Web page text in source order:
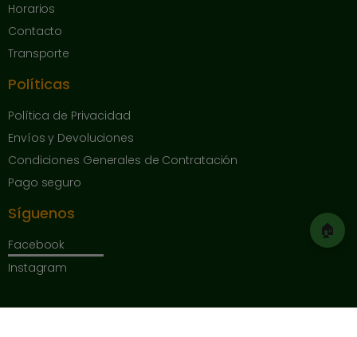
🏠
Horarios
Contacto
Transporte
Políticas
Política de Privacidad
Envíos y Devoluciones
Condiciones Generales de Contratación
Pago seguro
Síguenos
Facebook
Instagram